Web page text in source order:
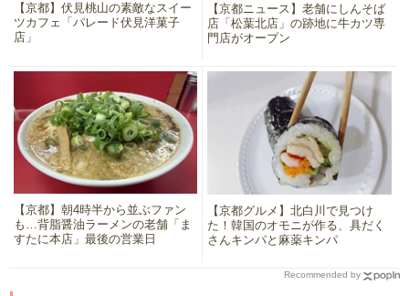
【京都】伏見桃山の素敵なスイー
ツカフェ「パレード伏見洋菓子
店」
【京都ニュース】老舗にしんそば
店「松葉北店」の跡地に牛カツ専
門店がオープン
【京都】朝4時半から並ぶファン
も…背脂醤油ラーメンの老舗「ま
すたに本店」最後の営業日
【京都グルメ】北白川で見つけ
た！韓国のオモニが作る、具だく
さんキンパと麻薬キンパ
Recommended by